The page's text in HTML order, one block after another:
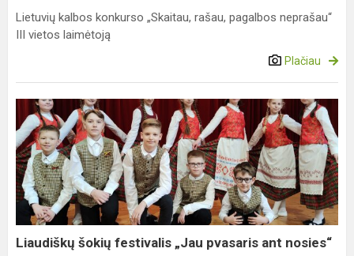
Lietuvių kalbos konkurso „Skaitau, rašau, pagalbos neprašau“
III vietos laimėtoją
Plačiau
Liaudiškų
šokių
festivalis
„Jau
pvasaris
ant
nosies“
Liaudiškų šokių festivalis „Jau pvasaris ant nosies“